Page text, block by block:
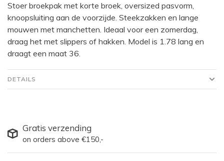
Stoer broekpak met korte broek, oversized pasvorm,
knoopsluiting aan de voorzijde. Steekzakken en lange
mouwen met manchetten. Ideaal voor een zomerdag,
draag het met slippers of hakken. Model is 1.78 lang en
draagt een maat 36.
DETAILS
Gratis verzending
on orders above €150,-